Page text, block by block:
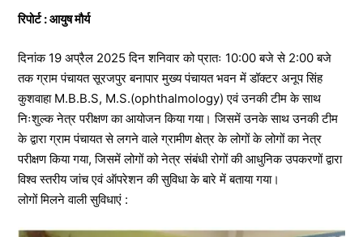
रिपोर्ट : आयुष मौर्य
दिनांक 19 अप्रैल 2025 दिन शनिवार को प्रातः 10:00 बजे से 2:00 बजे
तक ग्राम पंचायत सूरजपुर बनापार मुख्य पंचायत भवन में डॉक्टर अनूप सिंह
कुशवाहा M.B.B.S, M.S.(ophthalmology) एवं उनकी टीम के साथ
निःशुल्क नेत्र परीक्षण का आयोजन किया गया। जिसमें उनके साथ उनकी टीम
के द्वारा ग्राम पंचायत से लगने वाले ग्रामीण क्षेत्र के लोगों के लोगों का नेत्र
परीक्षण किया गया, जिसमें लोगों को नेत्र संबंधी रोगों की आधुनिक उपकरणों द्वारा
विश्व स्तरीय जांच एवं ऑपरेशन की सुविधा के बारे में बताया गया।
लोगों मिलने वाली सुविधाएं :